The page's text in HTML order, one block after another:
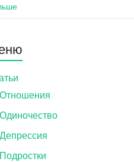
Отношения
Одиночество
Депрессия
Подростки